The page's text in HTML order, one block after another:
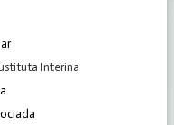
Interina